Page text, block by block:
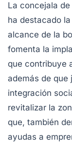
La concejala
ha destacado
alcance de la
fomenta la
que contribuye
además de que
integración
revitalizar la
que, también
ayudas a